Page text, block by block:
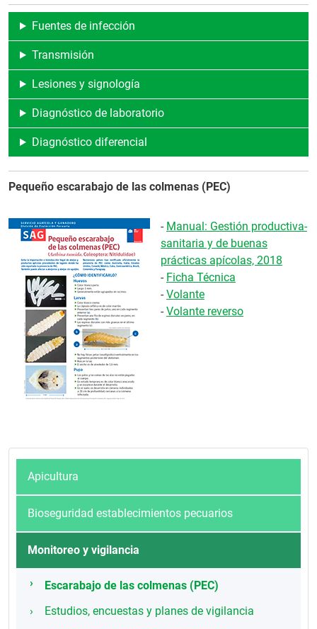
Fuentes de infección
Transmisión
Lesiones y signología
Diagnóstico de laboratorio
Diagnóstico diferencial
Pequeño escarabajo de las colmenas (PEC)
- Manual: Gestión productiva-
sanitaria y de buenas
prácticas apícolas, 2018
- Ficha Técnica
- Volante
- Volante reverso
Apicultura
Bioseguridad establecimientos pecuarios
Monitoreo y vigilancia
Escarabajo de las colmenas (PEC)
Estudios, encuestas y planes de vigilancia